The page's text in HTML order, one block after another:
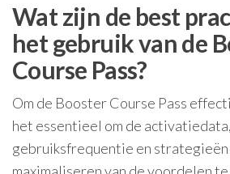
Wat zijn de best
het gebruik van de
Course Pass?
Om de Booster Course Pass
het essentieel om de activatiedata,
gebruiksfrequentie en